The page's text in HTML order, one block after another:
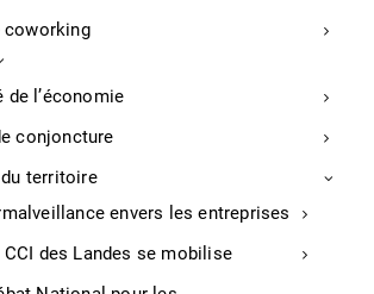
coworking
de l’économie
conjoncture
territoire
envers les entreprises
CCI des Landes se mobilise
:
MOBILISEES :